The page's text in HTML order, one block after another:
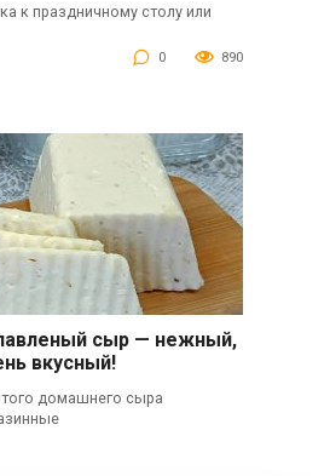
к праздничному столу или
0 890
сыр — нежный,
вкусный!
домашнего сыра